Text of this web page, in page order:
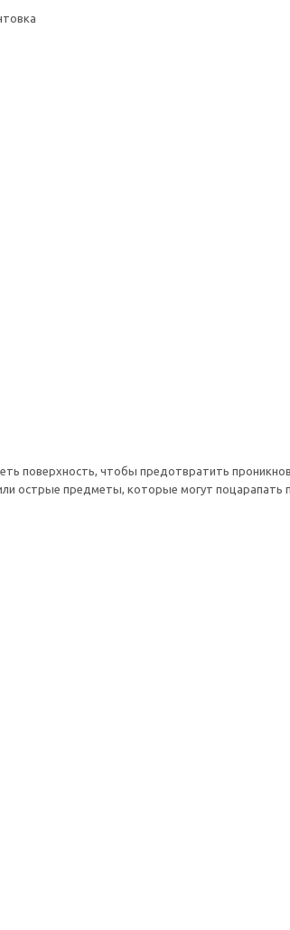
поверхность, чтобы предотвратить
острые предметы, которые могут поцарапать